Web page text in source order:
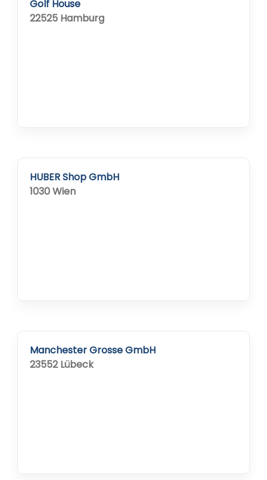
Golf House
22525 Hamburg
HUBER Shop GmbH
1030 Wien
Manchester Grosse GmbH
23552 Lübeck